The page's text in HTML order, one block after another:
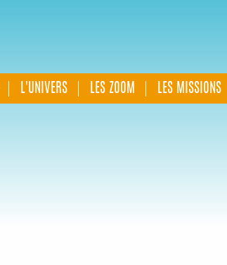
L'UNIVERS LES ZOOM LES MISSIONS